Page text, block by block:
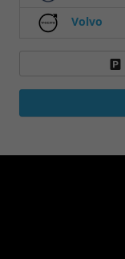
Volvo